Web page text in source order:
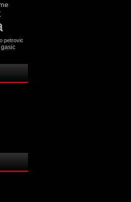
petrovic